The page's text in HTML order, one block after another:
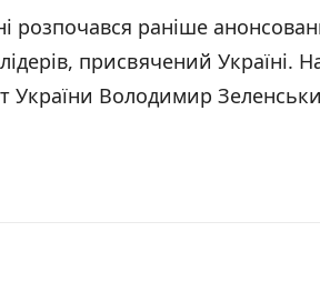
розпочався раніше
присвячений Україні.
України Володимир